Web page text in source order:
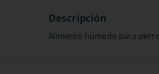
Alimento húmedo para